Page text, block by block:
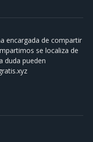
encargada de compartir
se localiza de
duda pueden